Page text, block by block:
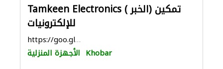
Tamkeen Electronics ( الخبر) تمكين
للإلكترونيات
https://goo.gl/maps/WnE61k5j25HoxdhP7
الأجهزة المنزلية Khobar